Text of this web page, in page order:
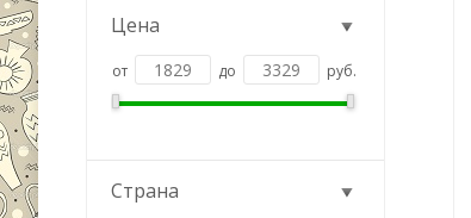
Цена
от до руб.
Страна